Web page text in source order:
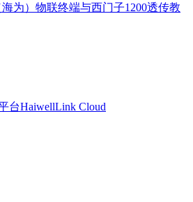
海为）物联终端与西门子1200透传教
台HaiwellLink Cloud